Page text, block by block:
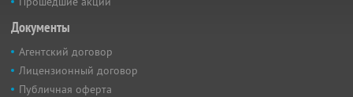
Документы
Агентский договор
Лицензионный договор
Публичная оферта